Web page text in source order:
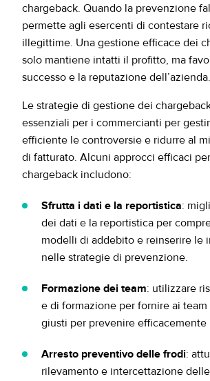
chargeback. Quando la prevenzione
permette agli esercenti di contestare
illegittime. Una gestione efficace dei
solo mantiene intatti il profitto, ma
successo e la reputazione dell’azienda.
Le strategie di gestione dei
essenziali per i commercianti per
efficiente le controversie e ridurre al
di fatturato. Alcuni approcci efficaci
chargeback includono:
Sfrutta i dati e la reportistica:
dei dati e la reportistica per
modelli di addebito e reinserire le
nelle strategie di prevenzione.
Formazione dei team: utilizzare
e di formazione per fornire ai
giusti per prevenire efficacemente
Arresto preventivo delle frodi:
rilevamento e intercettazione